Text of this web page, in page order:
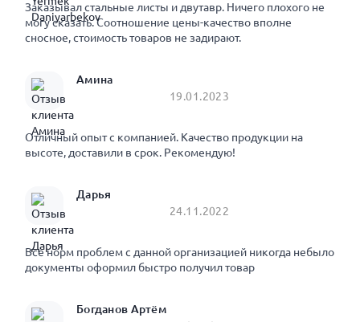
Заказывал стальные листы и двутавр. Ничего плохого не
могу сказать. Соотношение цены-качество вполне
сносное, стоимость товаров не задирают.
Амина
19.01.2023
Отличный опыт с компанией. Качество продукции на
высоте, доставили в срок. Рекомендую!
Дарья
24.11.2022
Все норм проблем с данной организацией никогда небыло
документы оформил быстро получил товар
Богданов Артём